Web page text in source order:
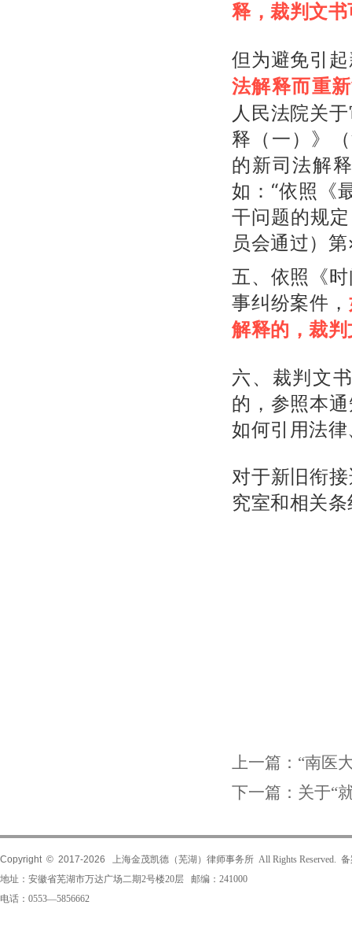
释，裁判文
但为避免引
法解释而重
人民法院关
释（一）》
的新司法解
如：“依照《
干问题的规
员会通过）
五、依照《
事纠纷案件，
解释的，裁
六、裁判文
的，参照本
如何引用法
对于新旧衔
究室和相关
上一篇： “南医
下一篇： 关于“
Copyright © 2017-2026
上海金茂凯德（芜湖）律师事务所 All Rights Reserved.
地址：安徽省芜湖市万达广场二期2号楼20层 邮编：241000
电话：0553—5856662